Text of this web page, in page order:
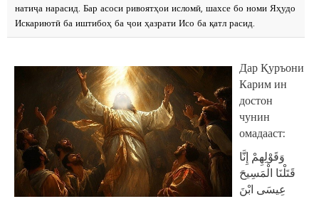
натиҷа нарасид. Бар асоси ривоятҳои исломӣ, шахсе бо номи Яҳудо
Искариютӣ ба иштибоҳ ба ҷои ҳазрати Исо ба қатл расид.
Дар Қуръони
Карим ин
достон
чунин
омадааст:
وَقَوْلِهِمْ إِنَّا
قَتَلْنَا الْمَسِيحَ
عِيسَى ابْنَ